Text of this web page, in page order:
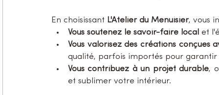
En choisissant L'Atelier du Menuisier, vous
Vous soutenez le savoir-faire local et
Vous valorisez des créations conçues
qualité, parfois importés pour garantir
Vous contribuez à un projet durable,
et sublimer votre intérieur.